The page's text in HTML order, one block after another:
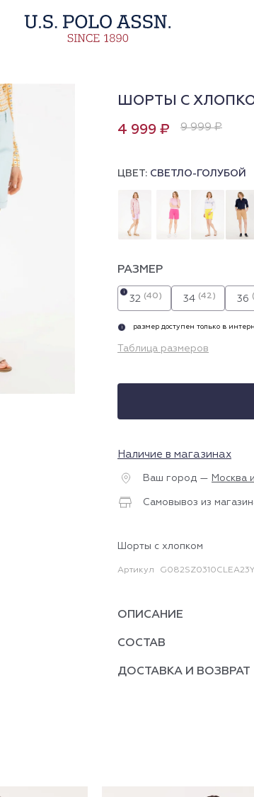
ШОРТЫ С
4 999 ₽ 9 999 ₽
ЦВЕТ: СВЕТЛО-ГОЛУБОЙ
РАЗМЕР
32 (40)
i
34 (42) 36
i размер доступен только в
Таблица размеров
Наличие в магазинах
Ваш город — Москва
Самовывоз из
Шорты с хлопком
Артикул
ОПИСАНИЕ
СОСТАВ
ДОСТАВКА И ВОЗВРАТ